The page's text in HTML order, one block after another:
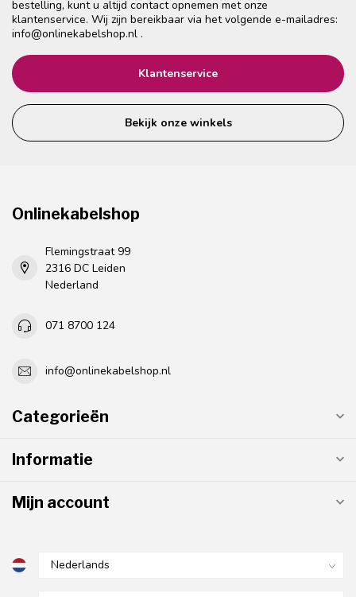
bestelling, kunt u altijd contact opnemen met onze
klantenservice. Wij zijn bereikbaar via het volgende e-mailadres:
info@onlinekabelshop.nl .
Klantenservice
Bekijk onze winkels
Onlinekabelshop
Flemingstraat 99
2316 DC Leiden
Nederland
071 8700 124
info@onlinekabelshop.nl
Categorieën
Informatie
Mijn account